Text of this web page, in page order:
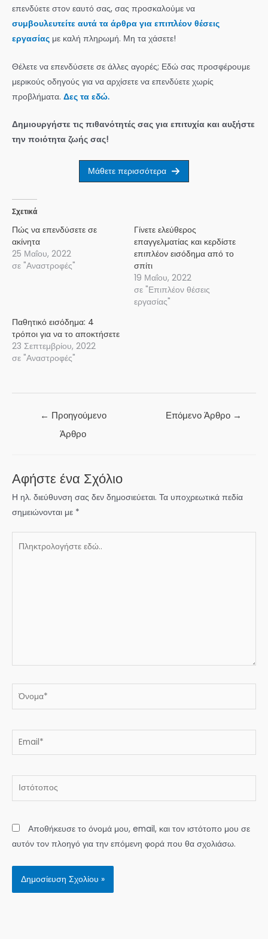
επενδύετε στον εαυτό σας, σας προσκαλούμε να
συμβουλευτείτε αυτά τα άρθρα για επιπλέον θέσεις
εργασίας με καλή πληρωμή. Μη τα χάσετε!
Θέλετε να επενδύσετε σε άλλες αγορές; Εδώ σας προσφέρουμε
μερικούς οδηγούς για να αρχίσετε να επενδύετε χωρίς
προβλήματα. Δες τα εδώ.
Δημιουργήστε τις πιθανότητές σας για επιτυχία και αυξήστε
την ποιότητα ζωής σας!
Μάθετε περισσότερα
Σχετικά
Πώς να επενδύσετε σε
ακίνητα
25 Μαΐου, 2022
σε "Αναστροφές"
Γίνετε ελεύθερος
επαγγελματίας και κερδίστε
επιπλέον εισόδημα από το
σπίτι
19 Μαΐου, 2022
σε "Επιπλέον θέσεις
εργασίας"
Παθητικό εισόδημα: 4
τρόποι για να το αποκτήσετε
23 Σεπτεμβρίου, 2022
σε "Αναστροφές"
← Προηγούμενο
Άρθρο
Επόμενο Άρθρο →
Αφήστε ένα Σχόλιο
Η ηλ. διεύθυνση σας δεν δημοσιεύεται. Τα υποχρεωτικά πεδία
σημειώνονται με *
Όνομα*
Email*
Ιστότοπος
Αποθήκευσε το όνομά μου, email, και τον ιστότοπο μου σε
αυτόν τον πλοηγό για την επόμενη φορά που θα σχολιάσω.